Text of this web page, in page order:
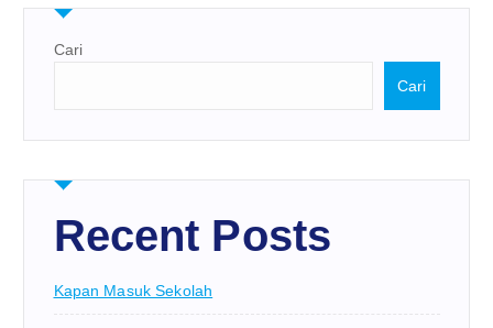
Cari
Cari
Recent Posts
Kapan Masuk Sekolah